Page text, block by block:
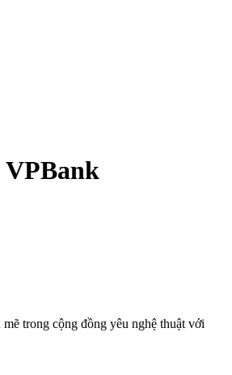
VPBank
trong cộng đồng yêu nghệ thuật với